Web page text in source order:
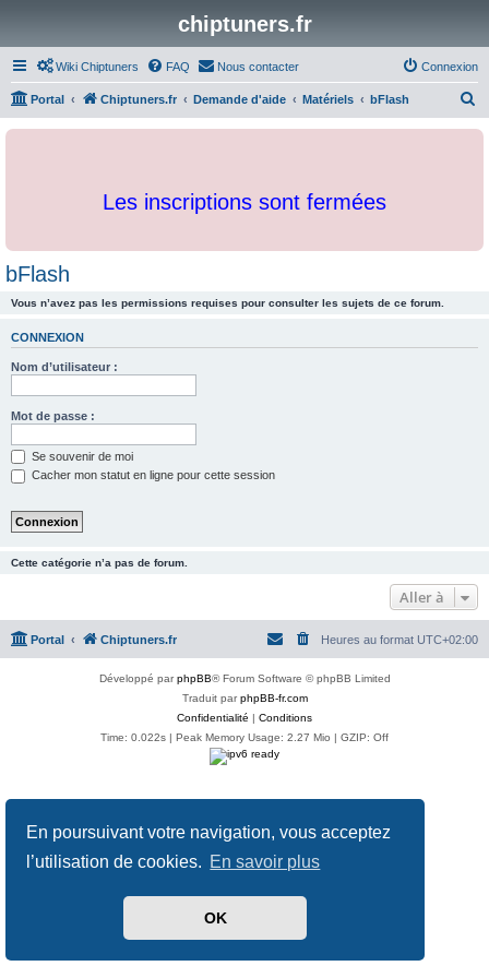
En poursuivant votre navigation, vous acceptez
l’utilisation de cookies. En savoir plus
OK
chiptuners.fr
Wiki Chiptuners FAQ Nous contacter Connexion
Portal Chiptuners.fr Demande d'aide Matériels bFlash
c
Les inscriptions sont fermées
bFlash
Vous n’avez pas les permissions requises pour consulter les sujets de ce forum.
CONNEXION
Nom d’utilisateur :
Mot de passe :
Se souvenir de moi
Cacher mon statut en ligne pour cette session
Cette catégorie n’a pas de forum.
Aller à
Portal Chiptuners.fr Heures au format UTC+02:00
Développé parphpBB® Forum Software © phpBB Limited
Traduit parphpBB-fr.com
Confidentialité | Conditions
Time: 0.022s | Peak Memory Usage: 2.27 Mio | GZIP: Off